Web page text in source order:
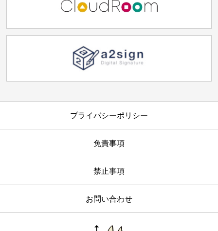
プライバシーポリシー
免責事項
禁止事項
お問い合わせ